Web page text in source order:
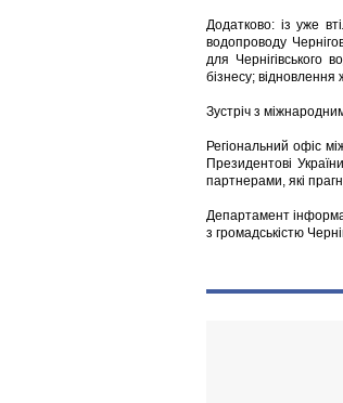
Додатково: із уже
водопроводу
для Чернігівського
бізнесу;
Зустріч з
Регіональний офіс
Президентові
партнерами, які
Департамент
з громадськістю